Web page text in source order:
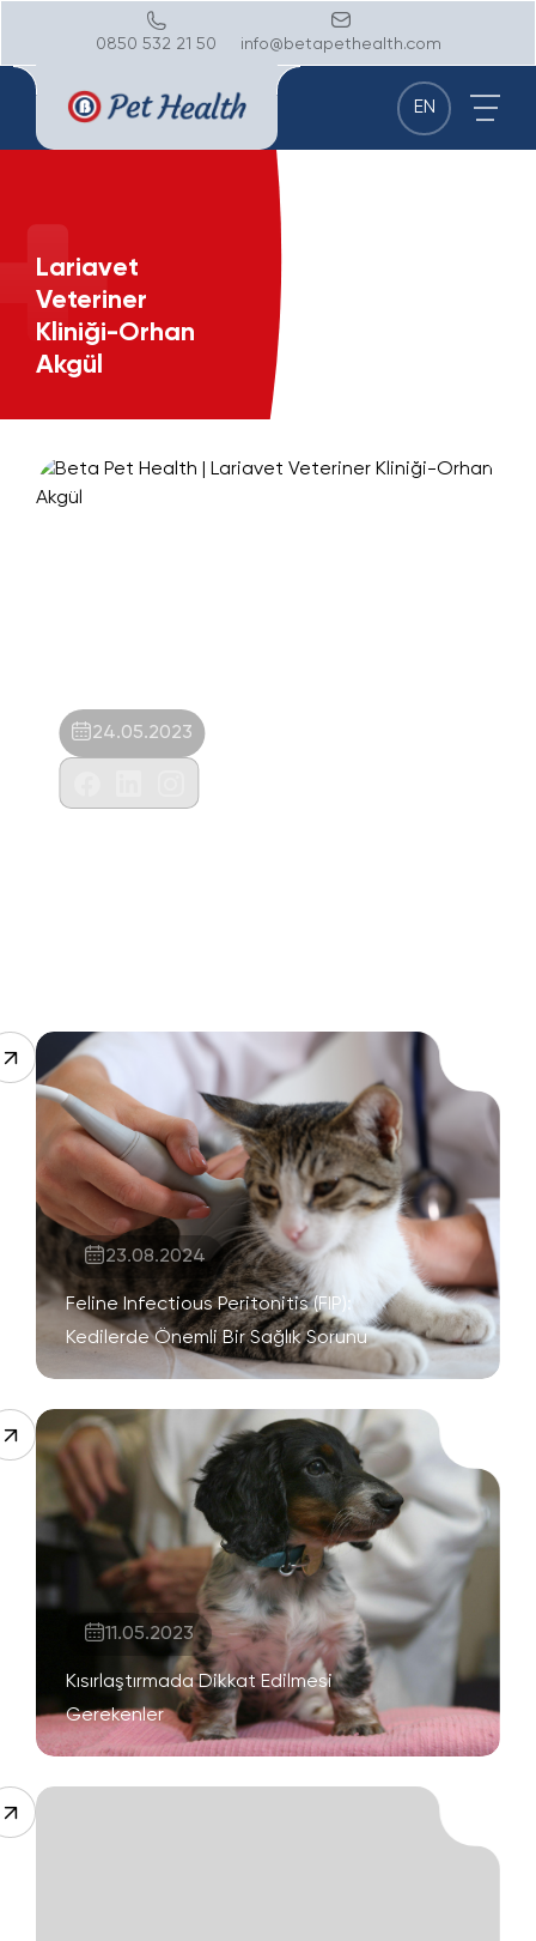
0850 532 21 50 info@betapethealth.com
EN
Lariavet
Veteriner
Kliniği-Orhan
Akgül
24.05.2023
23.08.2024
Feline Infectious Peritonitis (FIP):
Kedilerde Önemli Bir Sağlık Sorunu
11.05.2023
Kısırlaştırmada Dikkat Edilmesi
Gerekenler